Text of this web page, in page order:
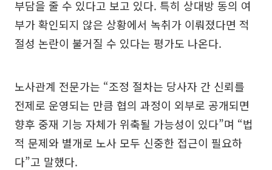
부담을 줄 수 있다고 보고 있다. 특히 상대방 동의 여
부가 확인되지 않은 상황에서 녹취가 이뤄졌다면 적
절성 논란이 불거질 수 있다는 평가도 나온다.
노사관계 전문가는 “조정 절차는 당사자 간 신뢰를
전제로 운영되는 만큼 협의 과정이 외부로 공개되면
향후 중재 기능 자체가 위축될 가능성이 있다”며 “법
적 문제와 별개로 노사 모두 신중한 접근이 필요하
다”고 말했다.